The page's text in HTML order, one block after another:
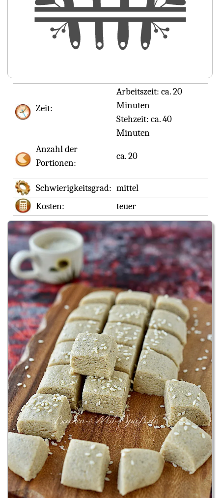
Zeit:
Arbeitszeit: ca. 20
Minuten
Stehzeit: ca. 40
Minuten
Anzahl der
Portionen:
ca. 20
Schwierigkeitsgrad: mittel
Kosten:
teuer